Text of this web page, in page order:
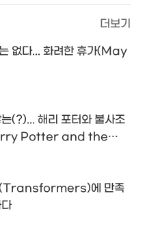
더보기
없다... 화려한 휴가(May
(?)... 해리 포터와 불사조
Potter and the
Phoenix)
(Transformers)에 만족